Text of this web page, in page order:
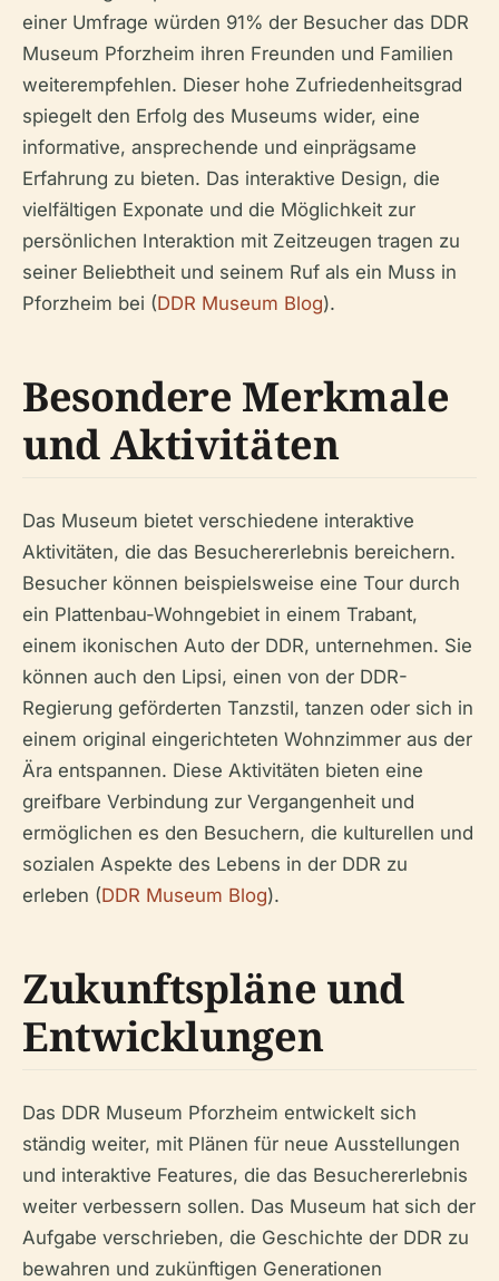
einer Umfrage würden 91% der Besucher das DDR
Museum Pforzheim ihren Freunden und Familien
weiterempfehlen. Dieser hohe Zufriedenheitsgrad
spiegelt den Erfolg des Museums wider, eine
informative, ansprechende und einprägsame
Erfahrung zu bieten. Das interaktive Design, die
vielfältigen Exponate und die Möglichkeit zur
persönlichen Interaktion mit Zeitzeugen tragen zu
seiner Beliebtheit und seinem Ruf als ein Muss in
Pforzheim bei (DDR Museum Blog).
Besondere Merkmale
und Aktivitäten
Das Museum bietet verschiedene interaktive
Aktivitäten, die das Besuchererlebnis bereichern.
Besucher können beispielsweise eine Tour durch
ein Plattenbau-Wohngebiet in einem Trabant,
einem ikonischen Auto der DDR, unternehmen. Sie
können auch den Lipsi, einen von der DDR-
Regierung geförderten Tanzstil, tanzen oder sich in
einem original eingerichteten Wohnzimmer aus der
Ära entspannen. Diese Aktivitäten bieten eine
greifbare Verbindung zur Vergangenheit und
ermöglichen es den Besuchern, die kulturellen und
sozialen Aspekte des Lebens in der DDR zu
erleben (DDR Museum Blog).
Zukunftspläne und
Entwicklungen
Das DDR Museum Pforzheim entwickelt sich
ständig weiter, mit Plänen für neue Ausstellungen
und interaktive Features, die das Besuchererlebnis
weiter verbessern sollen. Das Museum hat sich der
Aufgabe verschrieben, die Geschichte der DDR zu
bewahren und zukünftigen Generationen